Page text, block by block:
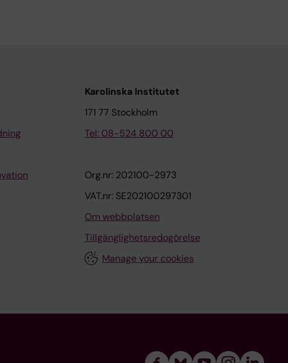
Karolinska Institutet
171 77 Stockholm
Tel: 08-524 800 00
Org.nr: 202100-2973
VAT.nr: SE202100297301
Om webbplatsen
Tillgänglighetsredogörelse
Manage your cookies